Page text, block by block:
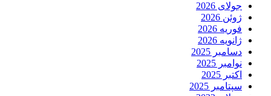
جولای 2026
ژوئن 2026
فوریه 2026
ژانویه 2026
دسامبر 2025
نوامبر 2025
اکتبر 2025
سپتامبر 2025